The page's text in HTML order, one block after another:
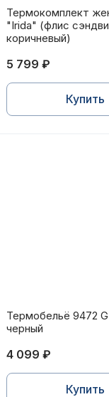
Camo
Термокомплект
Термокомплект
"Irida" (флис
коричневый)
5 799 ₽
Купить
Термобельё
Термобельё 9472
черный
4 099 ₽
Купить